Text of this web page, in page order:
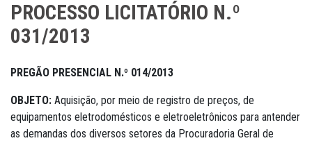
PROCESSO LICITATÓRIO N.º
031/2013
PREGÃO PRESENCIAL N.º 014/2013
OBJETO: Aquisição, por meio de registro de preços, de
equipamentos eletrodomésticos e eletroeletrônicos para antender
as demandas dos diversos setores da Procuradoria Geral de